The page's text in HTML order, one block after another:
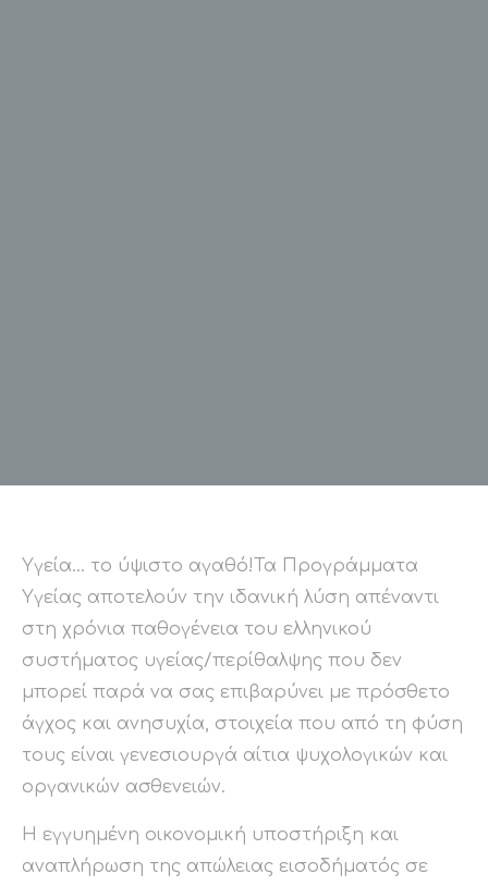
Υγεία… το ύψιστο αγαθό!Τα Προγράμματα
Υγείας αποτελούν την ιδανική λύση απέναντι
στη χρόνια παθογένεια του ελληνικού
συστήματος υγείας/περίθαλψης που δεν
μπορεί παρά να σας επιβαρύνει με πρόσθετο
άγχος και ανησυχία, στοιχεία που από τη φύση
τους είναι γενεσιουργά αίτια ψυχολογικών και
οργανικών ασθενειών.
H εγγυημένη οικονομική υποστήριξη και
αναπλήρωση της απώλειας εισοδήματός σε